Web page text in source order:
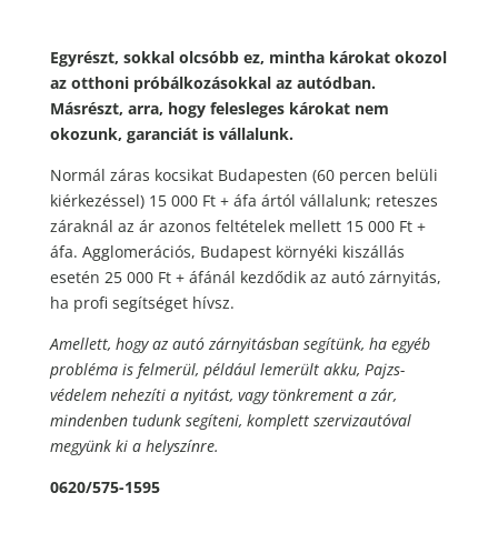
Egyrészt, sokkal olcsóbb ez, mintha károkat okozol
az otthoni próbálkozásokkal az autódban.
Másrészt, arra, hogy felesleges károkat nem
okozunk, garanciát is vállalunk.
Normál záras kocsikat Budapesten (60 percen belüli
kiérkezéssel) 15 000 Ft + áfa ártól vállalunk; reteszes
záraknál az ár azonos feltételek mellett 15 000 Ft +
áfa. Agglomerációs, Budapest környéki kiszállás
esetén 25 000 Ft + áfánál kezdődik az autó zárnyitás,
ha profi segítséget hívsz.
Amellett, hogy az autó zárnyitásban segítünk, ha egyéb
probléma is felmerül, például lemerült akku, Pajzs-
védelem nehezíti a nyitást, vagy tönkrement a zár,
mindenben tudunk segíteni, komplett szervizautóval
megyünk ki a helyszínre.
0620/575-1595